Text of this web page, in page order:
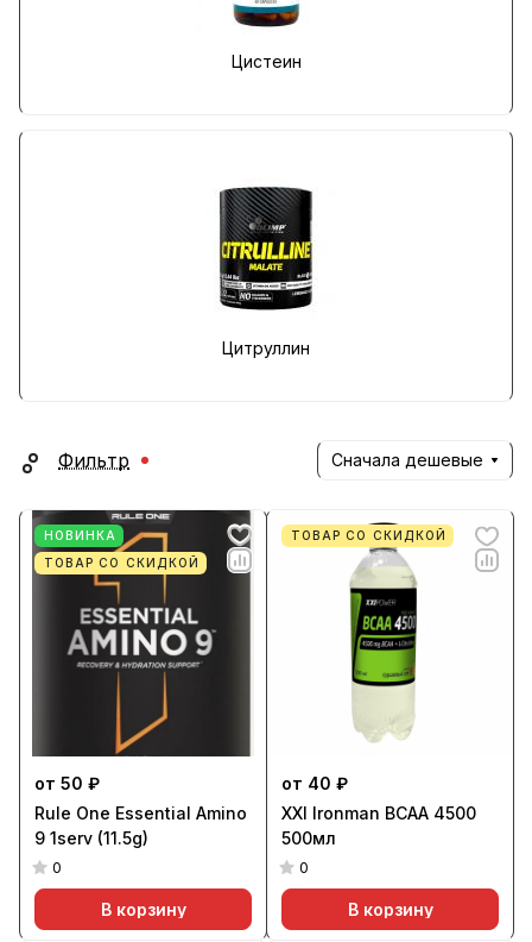
Цистеин
Цитруллин
Фильтр Сначала дешевые
НОВИНКА
ТОВАР СО СКИДКОЙ
от 50 ₽
Rule One Essential Amino
9 1serv (11.5g)
0
В корзину
ТОВАР СО СКИДКОЙ
от 40 ₽
XXI Ironman BCAA 4500
500мл
0
В корзину